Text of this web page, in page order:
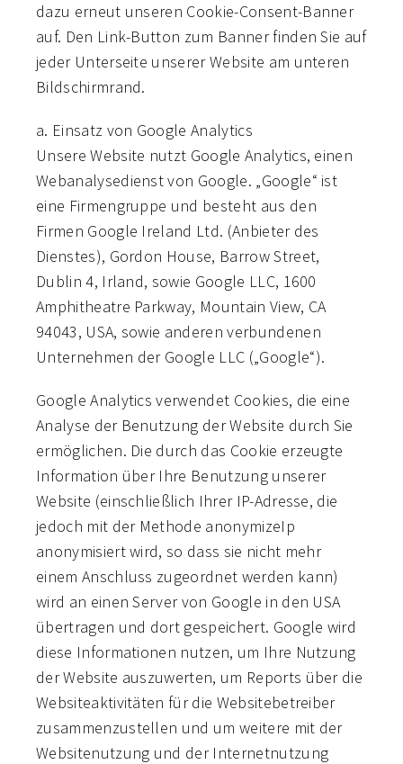
dazu erneut unseren Cookie-Consent-Banner
auf. Den Link-Button zum Banner finden Sie auf
jeder Unterseite unserer Website am unteren
Bildschirmrand.
a. Einsatz von Google Analytics
Unsere Website nutzt Google Analytics, einen
Webanalysedienst von Google. „Google“ ist
eine Firmengruppe und besteht aus den
Firmen Google Ireland Ltd. (Anbieter des
Dienstes), Gordon House, Barrow Street,
Dublin 4, Irland, sowie Google LLC, 1600
Amphitheatre Parkway, Mountain View, CA
94043, USA, sowie anderen verbundenen
Unternehmen der Google LLC („Google“).
Google Analytics verwendet Cookies, die eine
Analyse der Benutzung der Website durch Sie
ermöglichen. Die durch das Cookie erzeugte
Information über Ihre Benutzung unserer
Website (einschließlich Ihrer IP-Adresse, die
jedoch mit der Methode anonymizeIp
anonymisiert wird, so dass sie nicht mehr
einem Anschluss zugeordnet werden kann)
wird an einen Server von Google in den USA
übertragen und dort gespeichert. Google wird
diese Informationen nutzen, um Ihre Nutzung
der Website auszuwerten, um Reports über die
Websiteaktivitäten für die Websitebetreiber
zusammenzustellen und um weitere mit der
Websitenutzung und der Internetnutzung